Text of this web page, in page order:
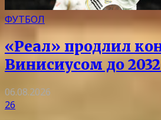
ФУТБОЛ
«Реал» продлил
Винисиусом до
06.08.2026
26